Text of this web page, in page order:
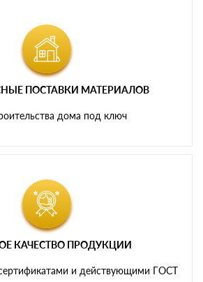
ПОСТАВКИ МАТЕРИАЛОВ
дома под ключ
КАЧЕСТВО ПРОДУКЦИИ
и действующими ГОСТ